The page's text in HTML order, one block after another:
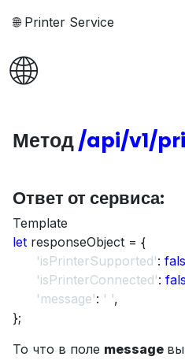
🌐 Printer Service
🌐
Метод/api/v1/
Ответ от сервиса:
Template
let responseObject = {
​'isPrinterSupported':
​'isPrinterConnected':
​'message': ' ',
};
То что в поле message